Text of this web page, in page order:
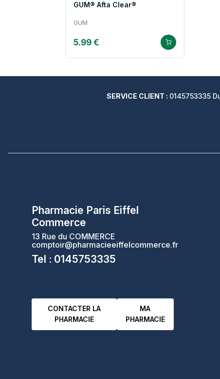
GUM® Afta Clear®
GUM
5.99 €
SERVICE CLIENT : 0145753335
Pharmacie Paris Eiffel
Commerce
13 Rue du COMMERCE
comptoir@pharmacieeiffelcommerce.fr
Tel : 0145753335
CONTACTER LA
PHARMACIE
MA
PHARMACIE